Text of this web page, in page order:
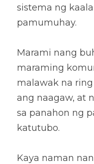
sistema ng
pamumuhay.
Marami nang
maraming
malawak na
ang naagaw, at
sa panahon ng
katutubo.
Kaya naman